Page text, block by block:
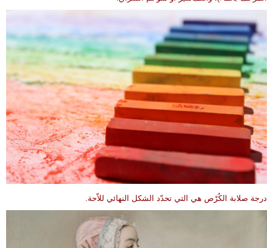
درجة صلابة الكُرْص هي التي تحدّد الشكل النهائي للاّحة.